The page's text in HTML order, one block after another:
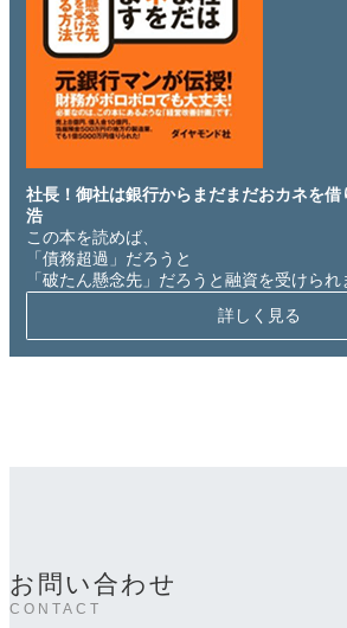
社長！御社は銀行からまだまだおカネを
浩
この本を読めば、
「債務超過」だろうと
「破たん懸念先」だろうと融資を受けられ
詳しく見る
お問い合わせ
CONTACT